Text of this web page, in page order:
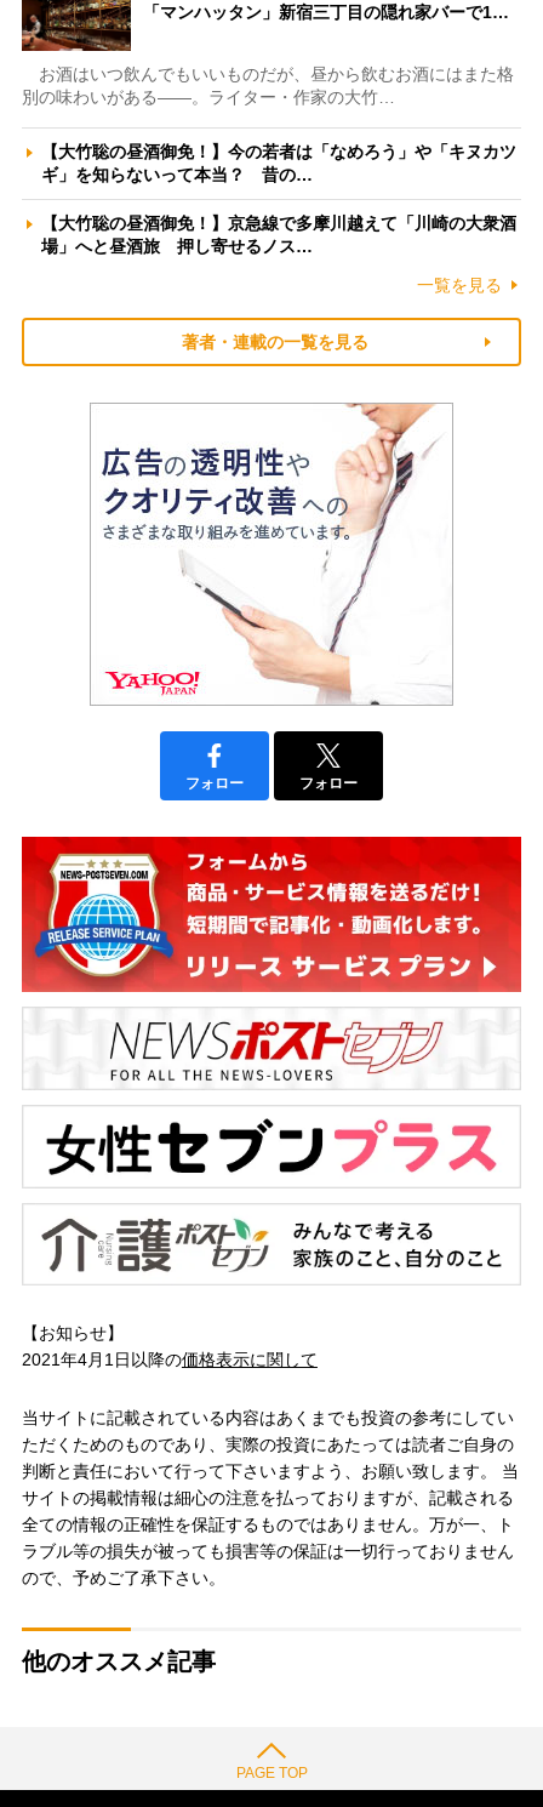
「マンハッタン」新宿三丁目の隠れ家バーで1…
お酒はいつ飲んでもいいものだが、昼から飲むお酒にはまた格
別の味わいがある――。ライター・作家の大竹…
【大竹聡の昼酒御免！】今の若者は「なめろう」や「キヌカツ
ギ」を知らないって本当？ 昔の…
【大竹聡の昼酒御免！】京急線で多摩川越えて「川崎の大衆酒
場」へと昼酒旅 押し寄せるノス…
一覧を見る
著者・連載の一覧を見る
フォロー フォロー
【お知らせ】
2021年4月1日以降の価格表示に関して
当サイトに記載されている内容はあくまでも投資の参考にしてい
ただくためのものであり、実際の投資にあたっては読者ご自身の
判断と責任において行って下さいますよう、お願い致します。 当
サイトの掲載情報は細心の注意を払っておりますが、記載される
全ての情報の正確性を保証するものではありません。万が一、ト
ラブル等の損失が被っても損害等の保証は一切行っておりません
ので、予めご了承下さい。
他のオススメ記事
PAGE TOP